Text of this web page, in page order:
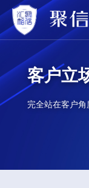
客户立
完全站在客户